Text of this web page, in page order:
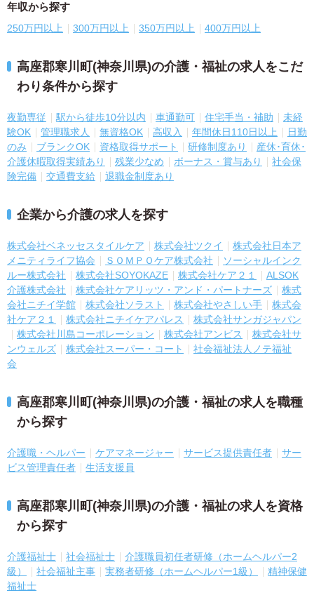
年収から探す
250万円以上 300万円以上 350万円以上 400万円以上
高座郡寒川町(神奈川県)の介護・福祉の求人をこだ
わり条件から探す
夜勤専従 駅から徒歩10分以内 車通勤可 住宅手当・補助
未経
験OK
管理職求人 無資格OK 高収入 年間休日110日以上
日勤
のみ
ブランクOK 資格取得サポート 研修制度あり
産休･育休･
介護休暇取得実績あり
残業少なめ ボーナス・賞与あり
社会保
険完備
交通費支給 退職金制度あり
企業から介護の求人を探す
株式会社ベネッセスタイルケア 株式会社ツクイ
株式会社日本ア
メニティライフ協会
ＳＯＭＰＯケア株式会社
ソーシャルインク
ルー株式会社
株式会社SOYOKAZE 株式会社ケア２１
ALSOK
介護株式会社
株式会社ケアリッツ・アンド・パートナーズ
株式
会社ニチイ学館
株式会社ソラスト 株式会社やさしい手
株式会
社ケア２１
株式会社ニチイケアパレス
株式会社サンガジャパン
株式会社川島コーポレーション
株式会社アンビス
株式会社サ
ンウェルズ
株式会社スーパー・コート
社会福祉法人ノテ福祉
会
高座郡寒川町(神奈川県)の介護・福祉の求人を職種
から探す
介護職・ヘルパー ケアマネージャー サービス提供責任者
サー
ビス管理責任者
生活支援員
高座郡寒川町(神奈川県)の介護・福祉の求人を資格
から探す
介護福祉士 社会福祉士
介護職員初任者研修（ホームヘルパー2
級）
社会福祉主事 実務者研修（ホームヘルパー1級）
精神保健
福祉士